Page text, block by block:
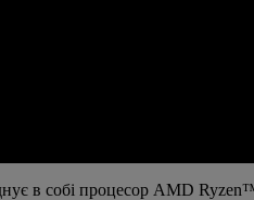
в собі процесор AMD